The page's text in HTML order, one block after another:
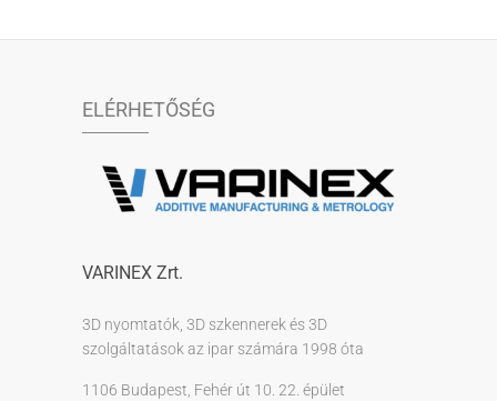
ELÉRHETŐSÉG
VARINEX Zrt.
3D nyomtatók, 3D szkennerek és 3D
szolgáltatások az ipar számára 1998 óta
1106 Budapest, Fehér út 10. 22. épület